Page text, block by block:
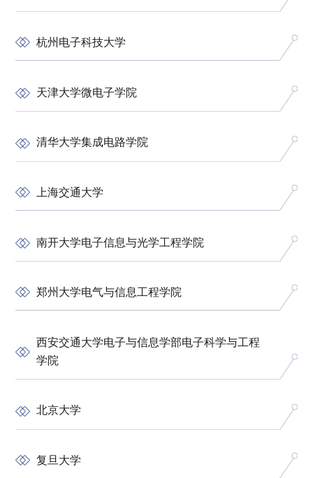
杭州电子科技大学
天津大学微电子学院
清华大学集成电路学院
上海交通大学
南开大学电子信息与光学工程学院
郑州大学电气与信息工程学院
西安交通大学电子与信息学部电子科学与工程
学院
北京大学
复旦大学